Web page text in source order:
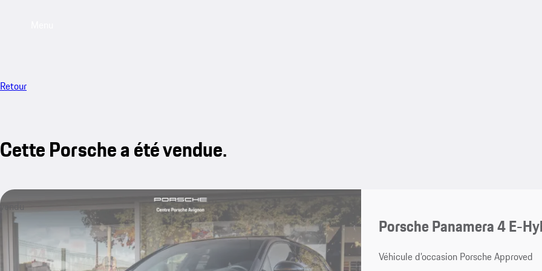
Retour
Cette Porsche a été vendue.
vendu
Porsche Panamera 4 E-
Véhicule d’occasion Porsche Approved